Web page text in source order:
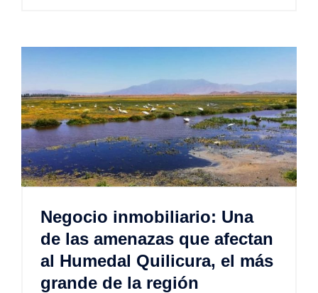
Negocio inmobiliario: Una
de las amenazas que afectan
al Humedal Quilicura, el más
grande de la región